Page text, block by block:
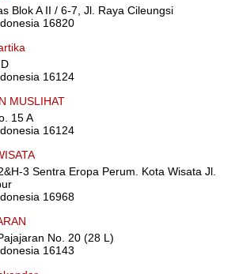
Blok A II / 6-7, Jl. Raya Cileungsi
16820
16124
MUSLIHAT
15 A
16124
3 Sentra Eropa Perum. Kota Wisata Jl.
16968
No. 20 (28 L)
16143